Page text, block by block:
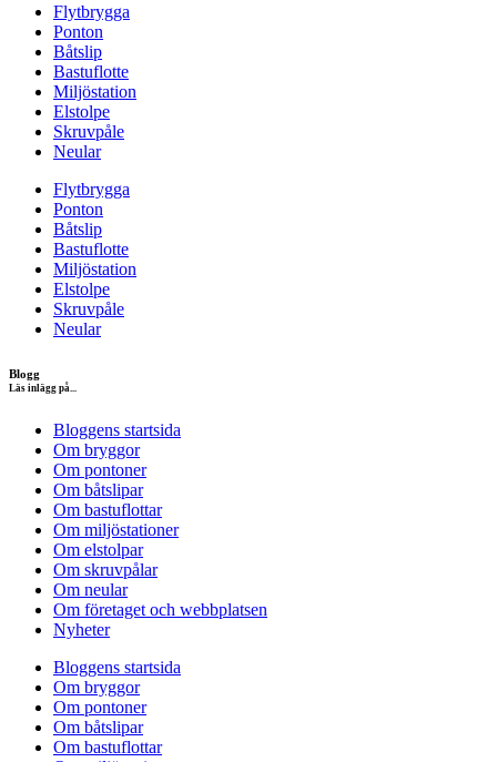
Flytbrygga
Ponton
Båtslip
Bastuflotte
Miljöstation
Elstolpe
Skruvpåle
Neular
Flytbrygga
Ponton
Båtslip
Bastuflotte
Miljöstation
Elstolpe
Skruvpåle
Neular
Blogg
Läs inlägg på...
Bloggens startsida
Om bryggor
Om pontoner
Om båtslipar
Om bastuflottar
Om miljöstationer
Om elstolpar
Om skruvpålar
Om neular
Om företaget och webbplatsen
Nyheter
Bloggens startsida
Om bryggor
Om pontoner
Om båtslipar
Om bastuflottar